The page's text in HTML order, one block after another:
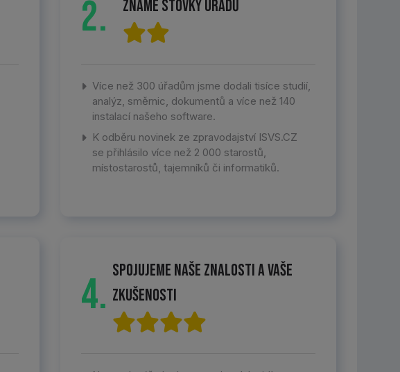
2. Známe stovky úřadů
Více než 300 úřadům jsme dodali tisíce studií,
analýz, směrnic, dokumentů a více než 140
instalací našeho software.
K odběru novinek ze zpravodajství ISVS.CZ
se přihlásilo více než 2 000 starostů,
místostarostů, tajemníků či informatiků.
4. Spojujeme naše znalosti a vaše
zkušenosti